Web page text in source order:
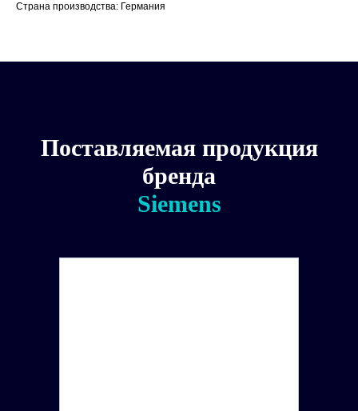
Страна производства: Германия
Поставляемая продукция
бренда
Siemens